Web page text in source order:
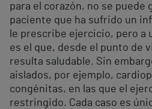
para el corazón, no se puede
paciente que ha sufrido un
le prescribe ejercicio, pero a
es el que, desde el punto de
resulta saludable. Sin
aislados, por ejemplo,
congénitas, en las que el
restringido. Cada caso es